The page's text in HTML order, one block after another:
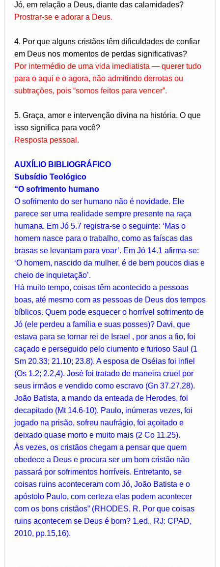
Jó, em relação a Deus, diante das calamidades?
Prostrar-se e adorar a Deus.
4. Por que alguns cristãos têm dificuldades de confiar
em Deus nos momentos de perdas significativas?
Por intermédio de uma vida imediatista — querer tudo
para o aqui e o agora, não admitindo derrotas ou
subtrações, pois “somos feitos para vencer”.
5. Graça, amor e intervenção divina na história. O que
isso significa para você?
Resposta pessoal.
AUXÍLIO BIBLIOGRÁFICO
Subsídio Teológico
“O sofrimento humano
O sofrimento do ser humano não é novidade. Ele
parece ser uma realidade sempre presente na raça
humana. Em Jó 5.7 registra-se o seguinte: ‘Mas o
homem nasce para o trabalho, como as faíscas das
brasas se levantam para voar’. Em Jó 14.1 afirma-se:
‘O homem, nascido da mulher, é de bem poucos dias e
cheio de inquietação’.
Há muito tempo, coisas têm acontecido a pessoas
boas, até mesmo com as pessoas de Deus dos tempos
bíblicos. Quem pode esquecer o horrível sofrimento de
Jó (ele perdeu a família e suas posses)? Davi, que
estava para se tornar rei de Israel , por anos a fio, foi
caçado e perseguido pelo ciumento e furioso Saul (1
Sm 20.33; 21.10; 23.8). A esposa de Oséias foi infiel
(Os 1.2; 2.2,4). José foi tratado de maneira cruel por
seus irmãos e vendido como escravo (Gn 37.27,28).
João Batista, a mando da enteada de Herodes, foi
decapitado (Mt 14.6-10). Paulo, inúmeras vezes, foi
jogado na prisão, sofreu naufrágio, foi açoitado e
deixado quase morto e muito mais (2 Co 11.25).
Às vezes, os cristãos chegam a pensar que quem
obedece a Deus e procura ser um bom cristão não
passará por sofrimentos horríveis. Entretanto, se
coisas ruins aconteceram com Jó, João Batista e o
apóstolo Paulo, com certeza elas podem acontecer
com os bons cristãos” (RHODES, R. Por que coisas
ruins acontecem se Deus é bom? 1.ed., RJ: CPAD,
2010, pp.15,16).